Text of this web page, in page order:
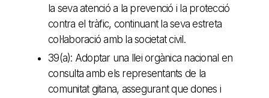
la seva atenció a la prevenció i la protecció
contra el tràfic, continuant la seva estreta
col·laboració amb la societat civil.
39(a): Adoptar una llei orgànica nacional en
consulta amb els representants de la
comunitat gitana, assegurant que dones i